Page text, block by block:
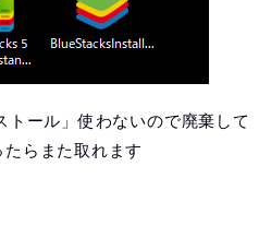
ール」使わないので廃棄して
らまた取れます